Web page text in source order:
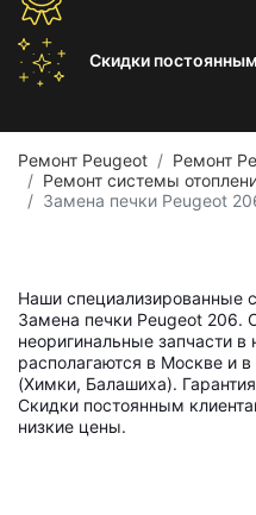
Скидки постоянным
Ремонт Peugeot
Ремонт
Ремонт системы
Замена печки Peugeot
Наши специализированные
Замена печки Peugeot 206.
неоригинальные запчасти
располагаются в Москве и
(Химки, Балашиха).
Скидки постоянным
низкие цены.